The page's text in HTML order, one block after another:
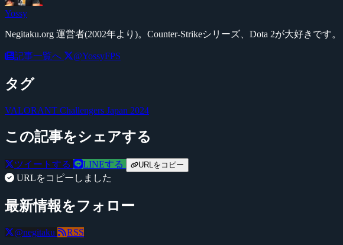
Yossy
Negitaku.org 運営者(2002年より)。Counter-Strikeシリーズ、Dota 2が大好きで
記事一覧へ @YossyFPS
タグ
VALORANT Challengers Japan 2024
この記事をシェアする
ツイートする LINEする URLをコピー
URLをコピーしました
最新情報をフォロー
@negitaku RSS